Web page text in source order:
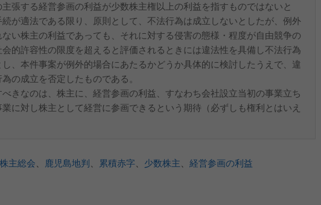
張する経営参画の利益が少数株主権以上の利益を指すものではないと
が適法である限り、原則として、不法行為は成立しないとしたが、例外
い株主の利益であっても、それに対する侵害の態様・程度が自由競争の
的許容性の限度を超えると評価されるときには違法性を具備し不法行為
、本件事案が例外的場合にあたるかどうか具体的に検討したうえで、違
の成立を否定したものである。
べきなのは、株主に、経営参画の利益、すなわち会社設立当初の事業立ち
業に対し株主として経営に参画できるという期待（必ずしも権利とはいえ
株主総会 鹿児島地判 累積赤字 少数株主
経営参画の利益